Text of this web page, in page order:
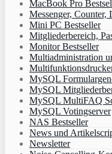
MacBook Pro
Messenger,
Mini PC Bestseller
Mitgliederbereich,
Monitor Bestseller
Multiadministration
MySQL
MySQL
MySQL MultiFAQ
MySQL Votingserver
NAS Bestseller
News und
Newsletter